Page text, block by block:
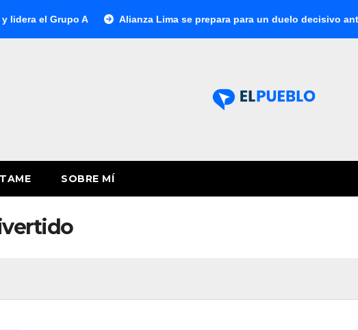
Grupo A Alianza Lima se prepara para un duelo decisivo ante
SOBRE MÍ